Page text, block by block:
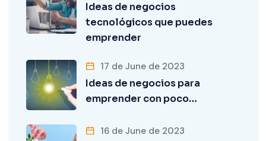
Ideas de negocios
tecnológicos que puedes
emprender
17 de June de 2023
Ideas de negocios para
emprender con poco…
16 de June de 2023